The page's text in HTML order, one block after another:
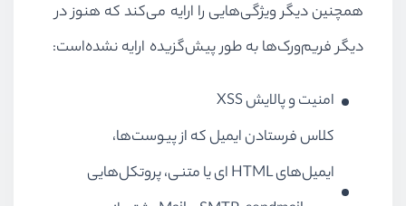
همچنین دیگر ویژگی‌هایی را ارایه می‌کند که هنوز در
دیگر فریم‌ورک‌ها به طور پیش‌گزیده ارایه نشده‌است:
امنیت و پالایش XSS
کلاس فرستادن ایمیل که از پیوست‌ها،
ایمیل‌های HTML ای یا متنی، پروتکل‌هایی